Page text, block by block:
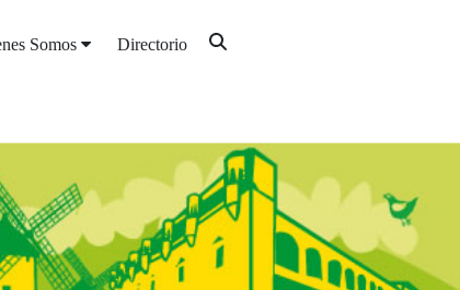
Somos Directorio